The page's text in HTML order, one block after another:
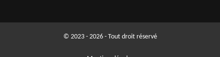
© 2023 - 2026 - Tout droit réservé